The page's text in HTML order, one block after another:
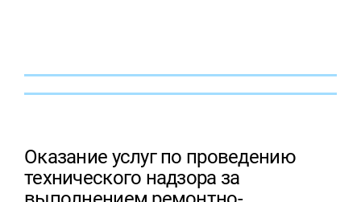
Оказание услуг по проведению
технического надзора за